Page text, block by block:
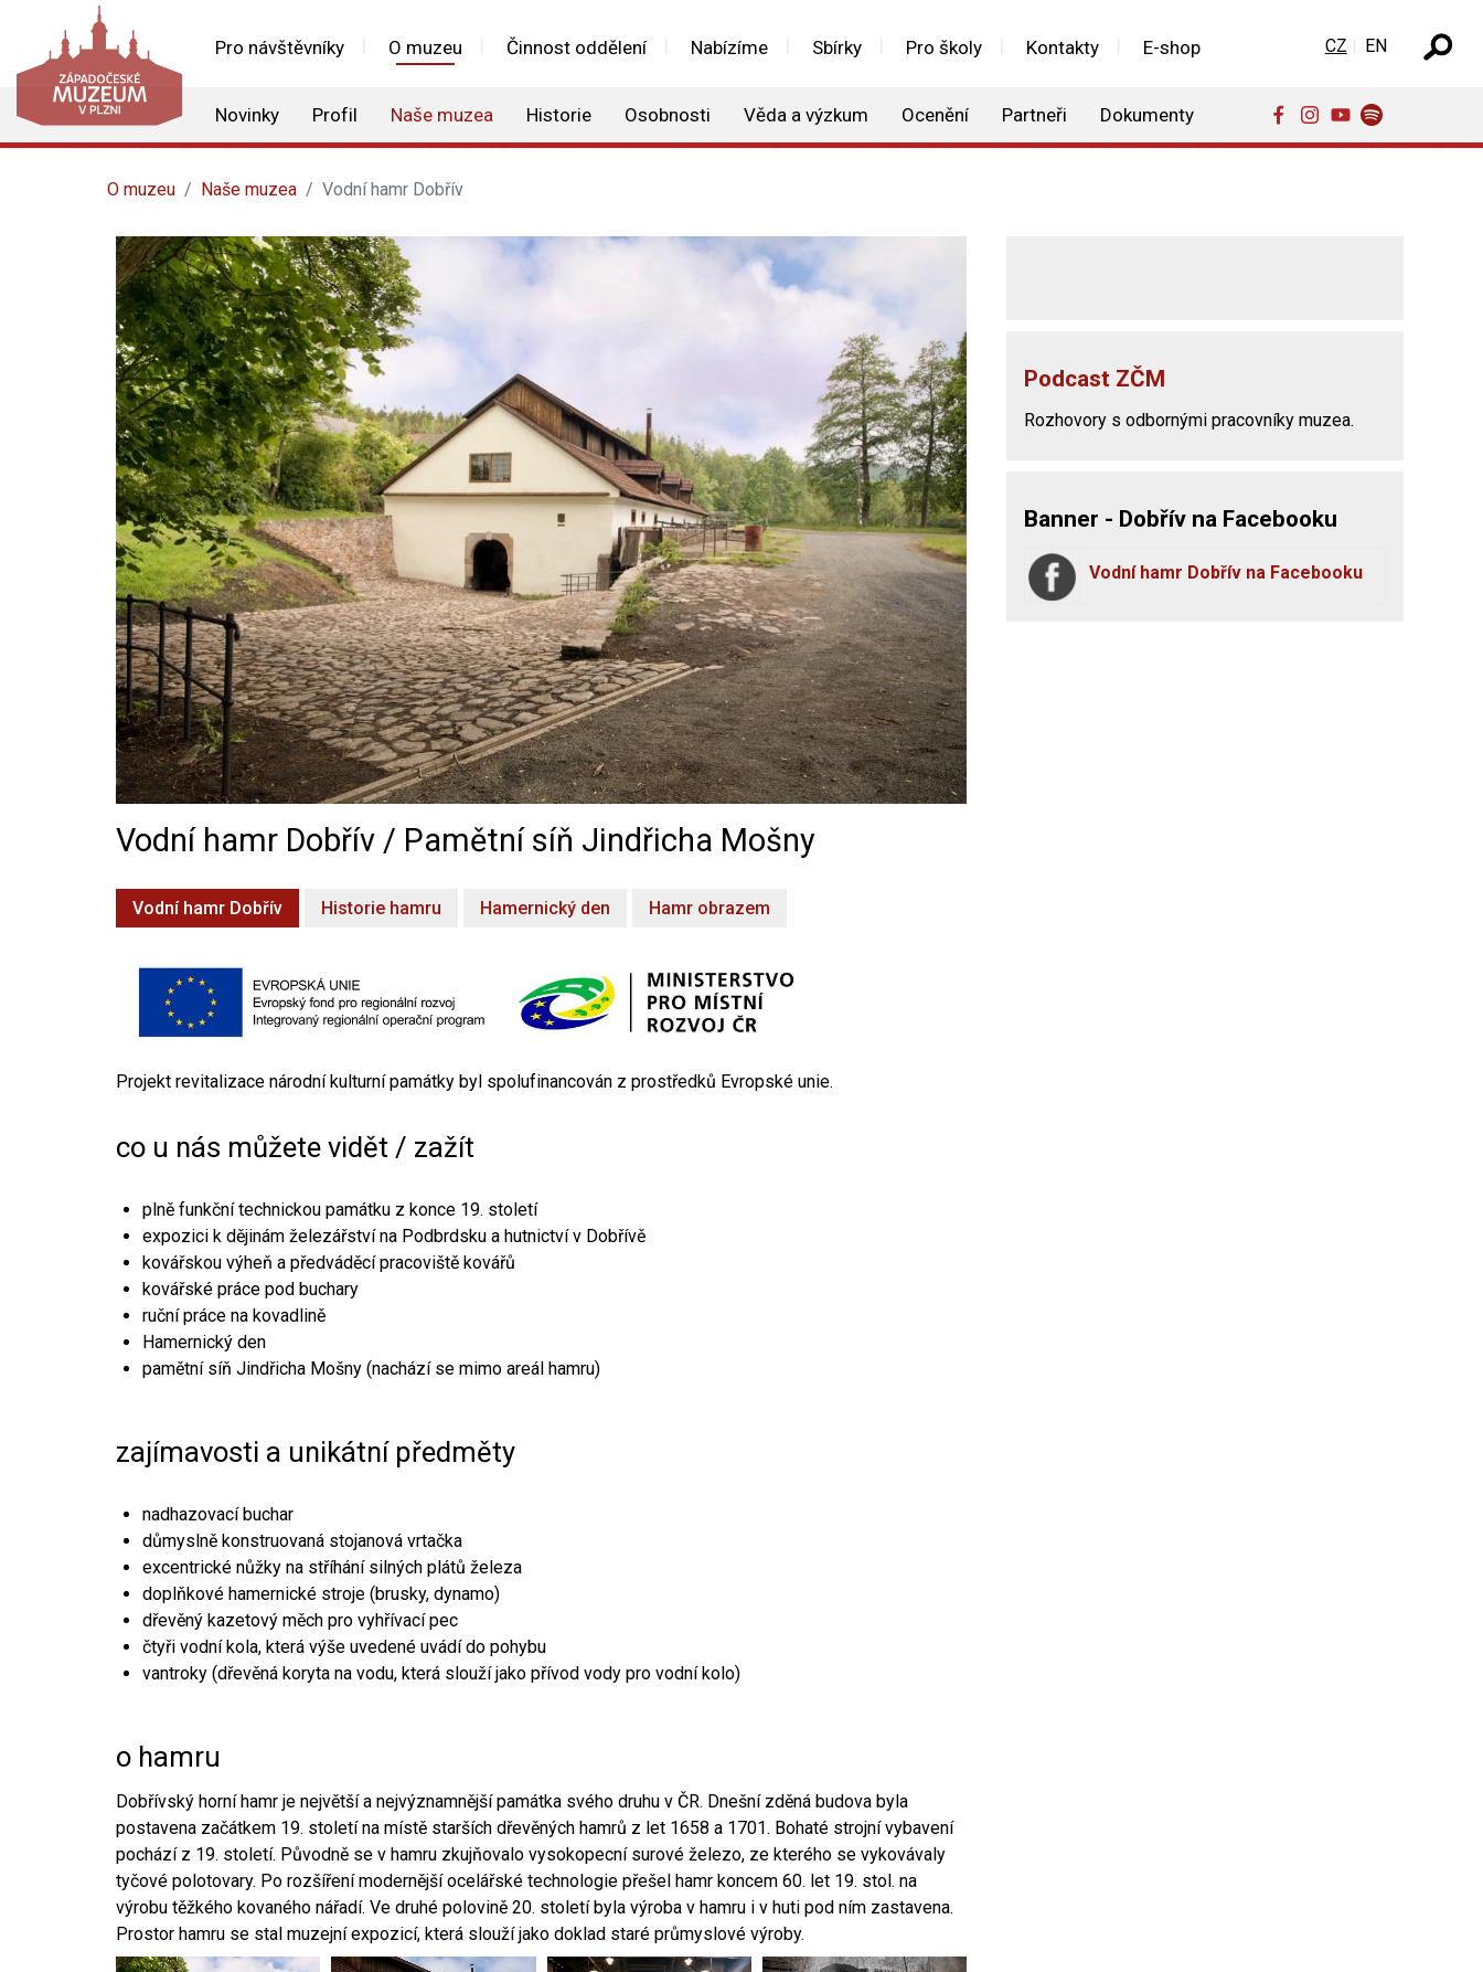
Pro návštěvníky O muzeu Činnost oddělení Nabízíme Sbírky Pro školy Kontakty E-shop
Novinky Profil Naše muzea Historie Osobnosti Věda a výzkum Ocenění Partneři Dokumenty
Zvolte jazyk
CZ EN
O muzeu Naše muzea Vodní hamr Dobřív
Vodní hamr Dobřív / Pamětní síň Jindřicha Mošny
Vodní hamr Dobřív Historie hamru Hamernický den Hamr obrazem
Projekt revitalizace národní kulturní památky byl spolufinancován z prostředků Evropské unie.
co u nás můžete vidět / zažít
plně funkční technickou památku z konce 19. století
expozici k dějinám železářství na Podbrdsku a hutnictví v Dobřívě
kovářskou výheň a předváděcí pracoviště kovářů
kovářské práce pod buchary
ruční práce na kovadlině
Hamernický den
pamětní síň Jindřicha Mošny (nachází se mimo areál hamru)
zajímavosti a unikátní předměty
nadhazovací buchar
důmyslně konstruovaná stojanová vrtačka
excentrické nůžky na stříhání silných plátů železa
doplňkové hamernické stroje (brusky, dynamo)
dřevěný kazetový měch pro vyhřívací pec
čtyři vodní kola, která výše uvedené uvádí do pohybu
vantroky (dřevěná koryta na vodu, která slouží jako přívod vody pro vodní kolo)
o hamru
Dobřívský horní hamr je největší a nejvýznamnější památka svého druhu v ČR. Dnešní zděná budova byla
postavena začátkem 19. století na místě starších dřevěných hamrů z let 1658 a 1701. Bohaté strojní vybavení
pochází z 19. století. Původně se v hamru zkujňovalo vysokopecní surové železo, ze kterého se vykovávaly
tyčové polotovary. Po rozšíření modernější ocelářské technologie přešel hamr koncem 60. let 19. stol. na
výrobu těžkého kovaného nářadí. Ve druhé polovině 20. století byla výroba v hamru i v huti pod ním zastavena.
Prostor hamru se stal muzejní expozicí, která slouží jako doklad staré průmyslové výroby.
Podcast ZČM
Rozhovory s odbornými pracovníky muzea.
Banner - Dobřív na Facebooku
Vodní hamr Dobřív na Facebooku